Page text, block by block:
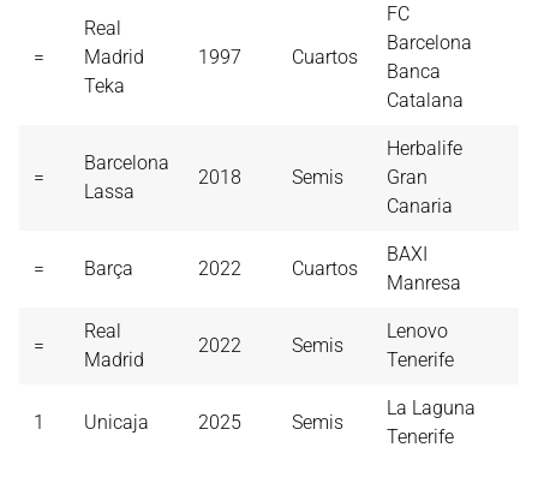
=
Real
Madrid
Teka
1997 Cuartos
FC
Barcelona
Banca
Catalana
=
Barcelona
Lassa
2018 Semis
Herbalife
Gran
Canaria
= Barça 2022 Cuartos
BAXI
Manresa
=
Real
Madrid
2022 Semis
Lenovo
Tenerife
1 Unicaja 2025 Semis
La Laguna
Tenerife